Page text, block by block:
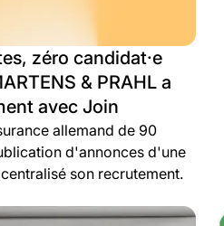
zéro candidat·e
& PRAHL a
avec Join
allemand de 90
d'annonces d'une
son recrutement.